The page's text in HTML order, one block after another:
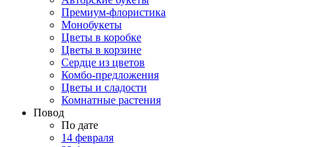
Премиум-флористика
Монобукеты
Цветы в коробке
Цветы в корзине
Сердце из цветов
Комбо-предложения
Цветы и сладости
Комнатные растения
Повод
По дате
14 февраля